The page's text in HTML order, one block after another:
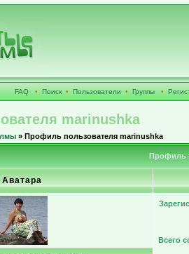
FAQ • Поиск • Пользователи • Группы •
marinushka
» Профиль пользователя marinushka
Профиль
Аватара
Всего